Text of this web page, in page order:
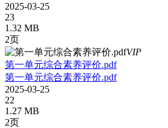
2025-03-25
23
1.32 MB
2页
VIP
第一单元综合素养评价.pdf
第一单元综合素养评价.pdf
2025-03-25
22
1.27 MB
2页